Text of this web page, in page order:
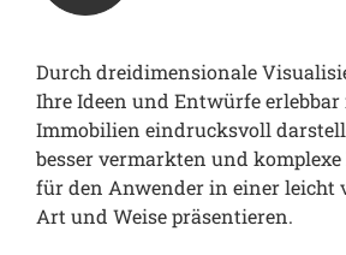
Durch dreidimensionale
Ihre Ideen und Entwürfe erlebbar
Immobilien eindrucksvoll
besser vermarkten und
für den Anwender in einer leicht
Art und Weise präsentieren.